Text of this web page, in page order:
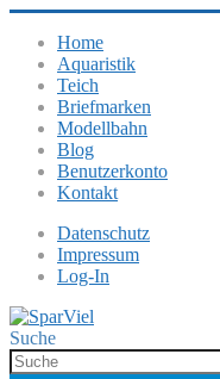
Home
Aquaristik
Teich
Briefmarken
Modellbahn
Blog
Benutzerkonto
Kontakt
Datenschutz
Impressum
Log-In
Suche